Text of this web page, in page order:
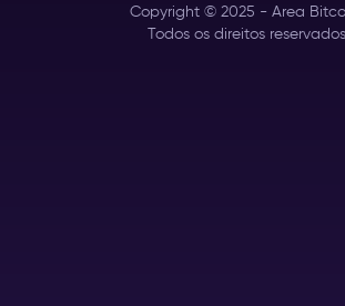
Copyright © 2025 - Area
Todos os direitos